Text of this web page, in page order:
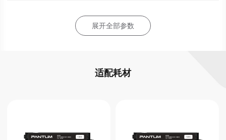
展开全部参数
适配耗材